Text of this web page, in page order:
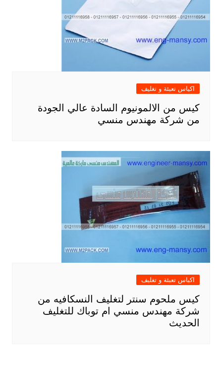
اكياس تعبئة و تغليف
كيس من الالمونيوم السادة عالي الجودة
من شركة مهندس منسي
اكياس تعبئة و تغليف
كيس ملحوم سنتر لتغليف النسكافيه من
شركة مهندس منسي ام توباك للتغليف
الحديث